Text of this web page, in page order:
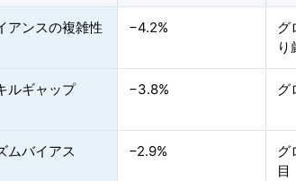
アンスの複雑性 −4.2%
グ
り
ルギャップ −3.8% グ
ムバイアス −2.9%
グ
目